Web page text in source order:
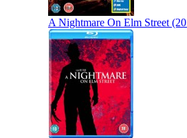
A Nightmare On Elm Street